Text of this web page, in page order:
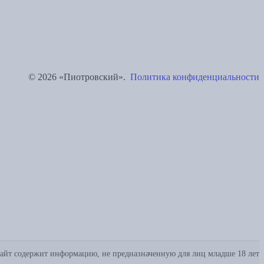
© 2026 «Пиотровский». Политика конфиденциальности
содержит информацию, не предназначенную для лиц младше 18 лет